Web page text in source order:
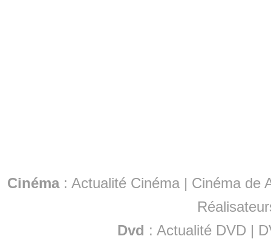
Cinéma: Actualité Cinéma | Cinéma de
Dvd : Actualité DVD |